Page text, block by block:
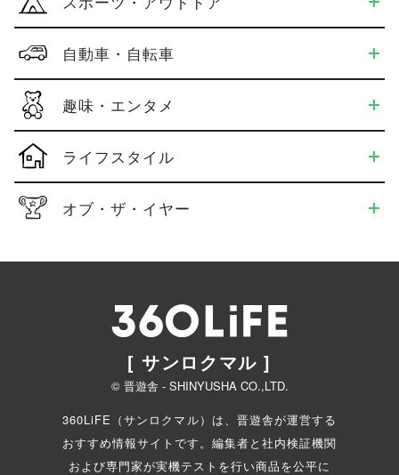
自動車・自転車
趣味・エンタメ
ライフスタイル
オブ・ザ・イヤー
[ サンロクマル ]
© 晋遊舎 - SHINYUSHA CO.,LTD.
360LiFE（サンロクマル）は、晋遊舎が運営する
おすすめ情報サイトです。編集者と社内検証機関
および専門家が実機テストを行い商品を公平に